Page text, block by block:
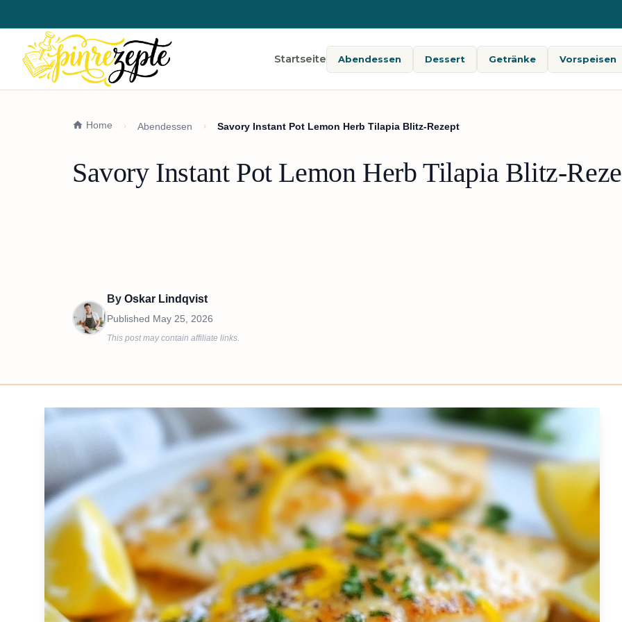
Startseite Abendessen Dessert Getränke Vorspeisen
Home Abendessen Savory Instant Pot Lemon Herb Tilapia Blitz-Rezept
Savory Instant Pot Lemon Herb Tilapia Blitz-
By Oskar Lindqvist
Published May 25, 2026
This post may contain affiliate links.